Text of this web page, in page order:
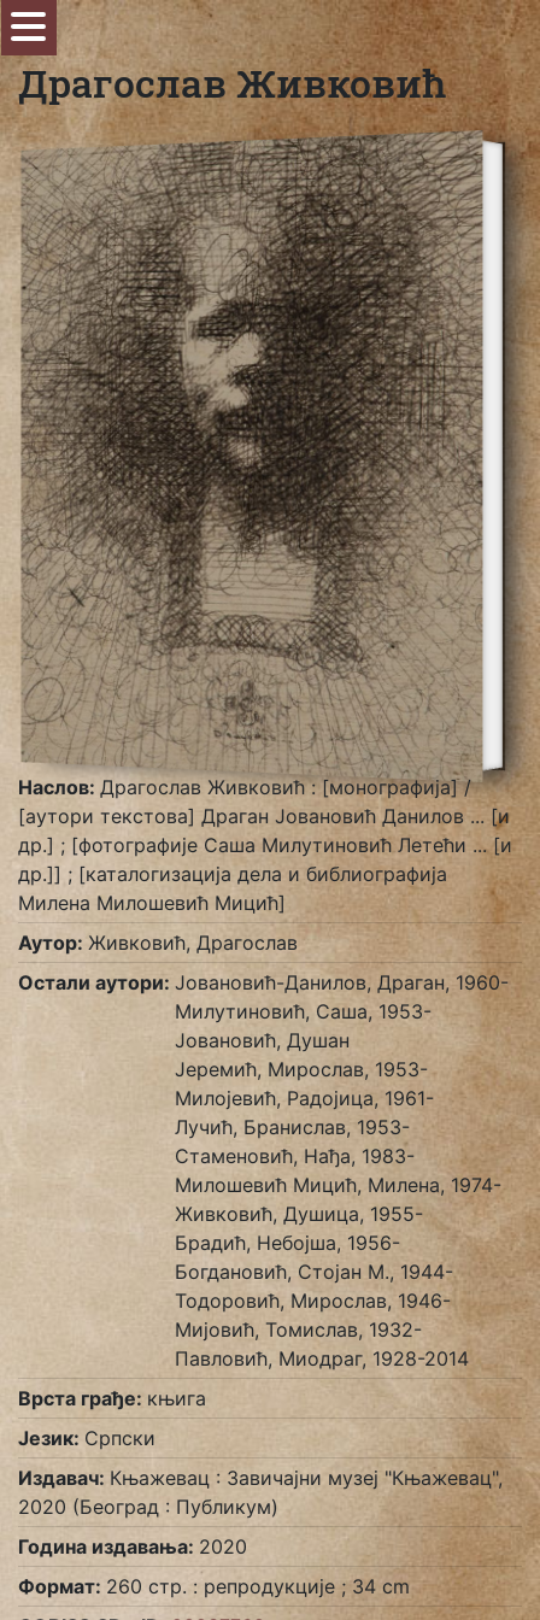
Драгослав Живковић
Наслов: Драгослав Живковић : [монографија] /
[аутори текстова] Драган Јовановић Данилов ... [и
др.] ; [фотографије Саша Милутиновић Летећи ... [и
др.]] ; [каталогизација дела и библиографија
Милена Милошевић Мицић]
Аутор: Живковић, Драгослав
Остали аутори: Јовановић-Данилов, Драган, 1960-
Милутиновић, Саша, 1953-
Јовановић, Душан
Јеремић, Мирослав, 1953-
Милојевић, Радојица, 1961-
Лучић, Бранислав, 1953-
Стаменовић, Нађа, 1983-
Милошевић Мицић, Милена, 1974-
Живковић, Душица, 1955-
Брадић, Небојша, 1956-
Богдановић, Стојан М., 1944-
Тодоровић, Мирослав, 1946-
Мијовић, Томислав, 1932-
Павловић, Миодраг, 1928-2014
Врста грађе: књига
Језик: Српски
Издавач: Књажевац : Завичајни музеј "Књажевац",
2020 (Београд : Публикум)
Година издавања: 2020
Формат: 260 стр. : репродукције ; 34 cm